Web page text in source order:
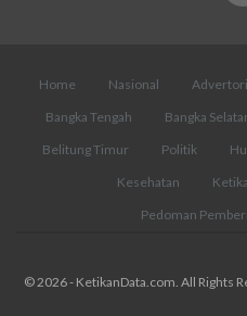
Home Nasional
Bangka Tengah
Bangka
Belitung Timur
Politik
Kesehatan
Pedoman
© 2026 - KetikanData.com. All Rights